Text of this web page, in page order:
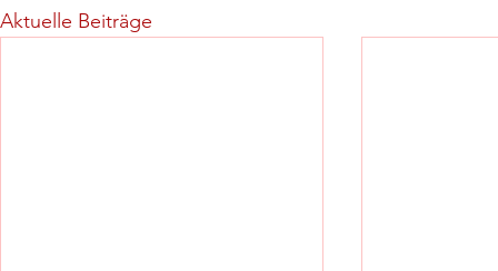
Aktuelle Beiträge